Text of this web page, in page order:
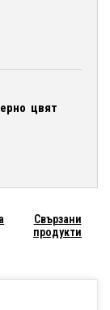
цвят
Свързани
продукти